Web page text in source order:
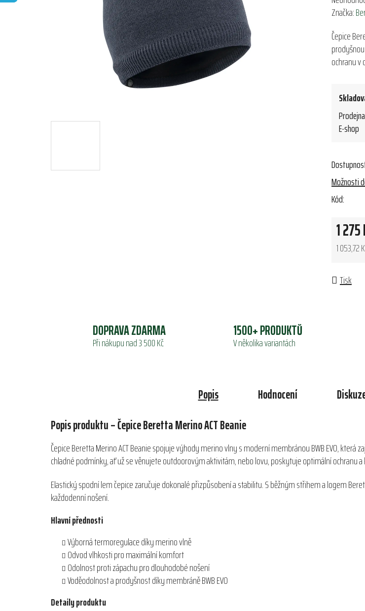
hodnocení
je
0,0
z
Značka:
Čepice
ochranu
Prodejna
E-shop
Možnosti
Kód:
1 275
1 053,72
Tisk
DOPRAVA ZDARMA
Při nákupu nad 3 500 Kč
1500+ PRODUKTŮ
V několika variantách
Popis Hodnocení
Popis produktu – Čepice Beretta Merino ACT Beanie
Čepice Beretta Merino ACT Beanie spojuje výhody merino vlny s moderní membránou BWB EVO,
chladné podmínky, ať už se věnujete outdoorovým aktivitám, nebo lovu, poskytuje optimální ochranu
Elastický spodní lem čepice zaručuje dokonalé přizpůsobení a stabilitu. S běžným střihem a logem
každodenní nošení.
Hlavní přednosti
Výborná termoregulace díky merino vlně
Odvod vlhkosti pro maximální komfort
Odolnost proti zápachu pro dlouhodobé nošení
Voděodolnost a prodyšnost díky membráně BWB EVO
Detaily produktu